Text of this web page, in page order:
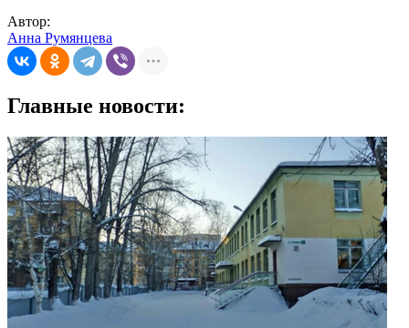
Автор:
Анна Румянцева
Главные новости: